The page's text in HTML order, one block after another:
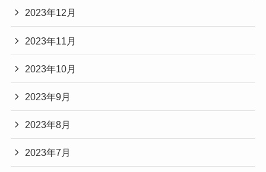
2023年12月
2023年11月
2023年10月
2023年9月
2023年8月
2023年7月